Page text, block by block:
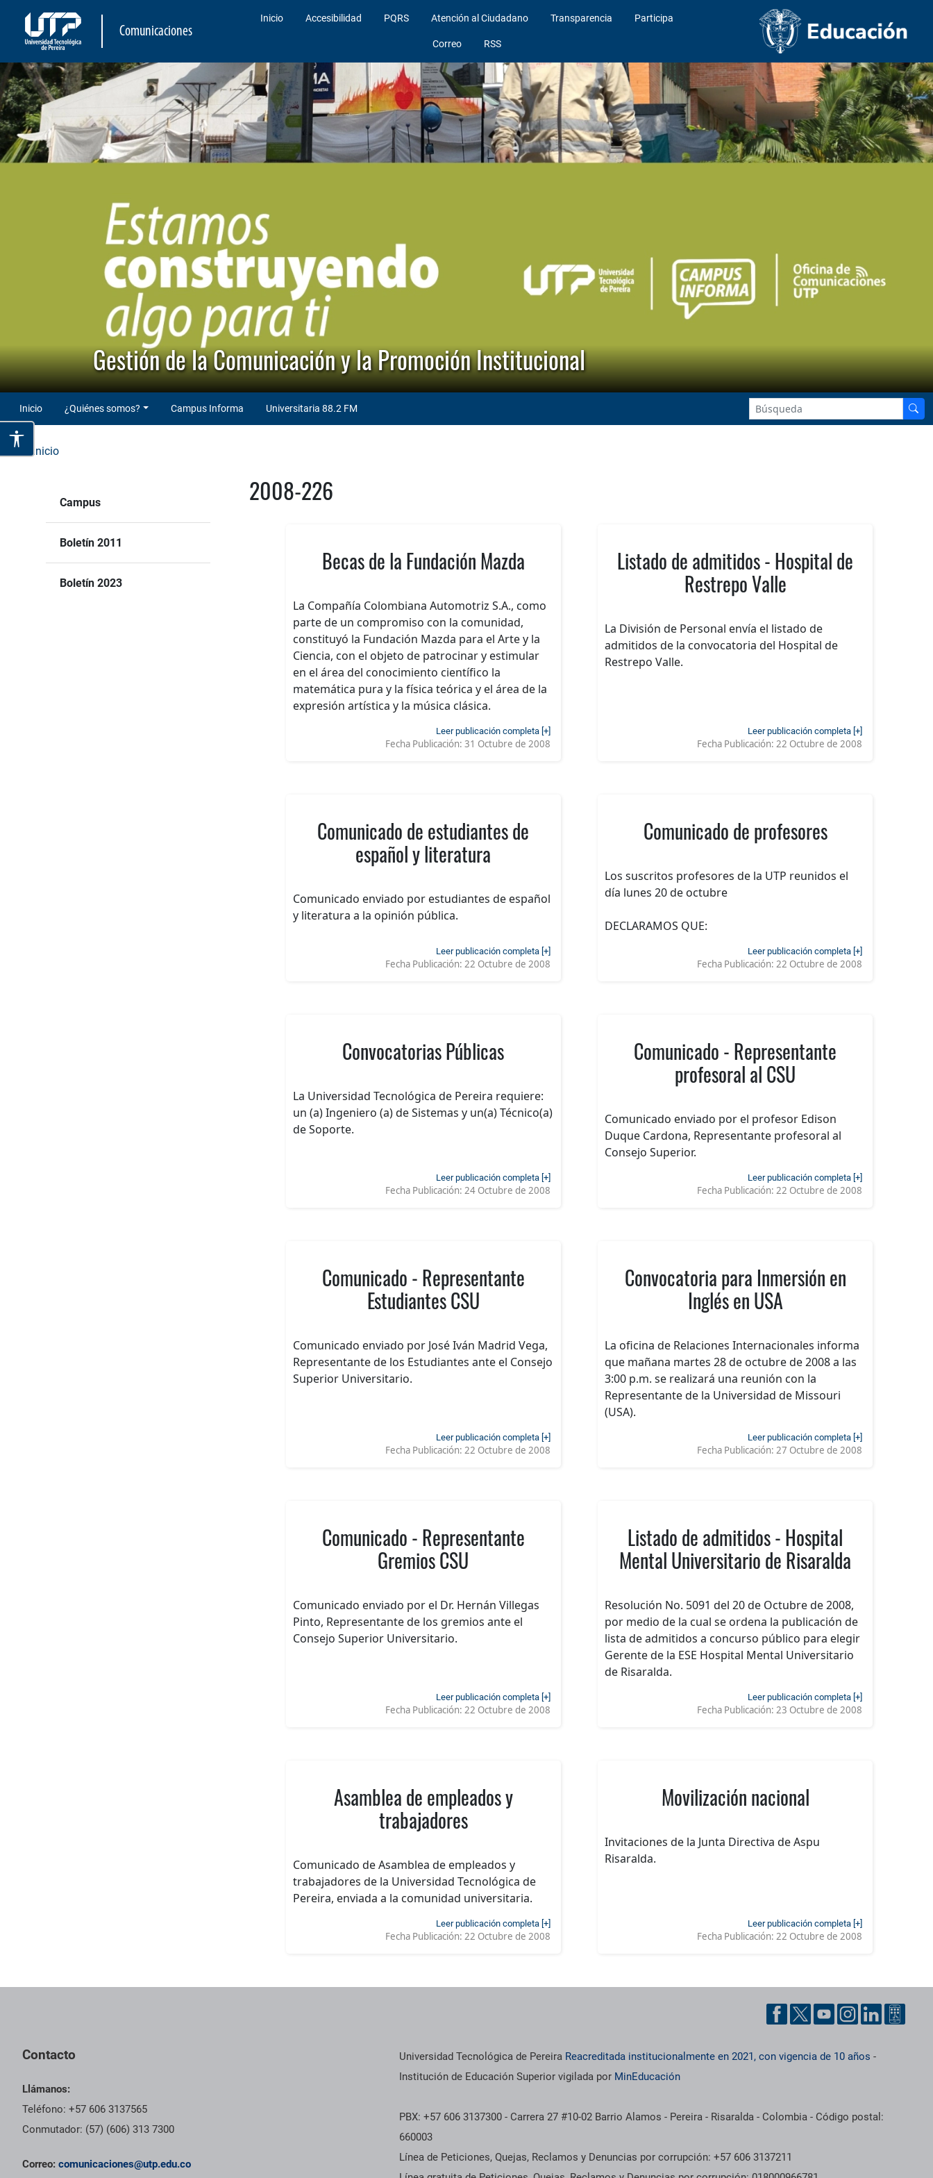
Comunicaciones
Inicio Accesibilidad PQRS Atención al Ciudadano Transparencia Participa
Correo RSS
Gestión de la Comunicación y la Promoción Institucional
Inicio ¿Quiénes somos? Campus Informa Universitaria 88.2 FM
Inicio
Campus
Boletín 2011
Boletín 2023
2008-226
Becas de la Fundación Mazda
La Compañía Colombiana Automotriz S.A., como
parte de un compromiso con la comunidad,
constituyó la Fundación Mazda para el Arte y la
Ciencia, con el objeto de patrocinar y estimular
en el área del conocimiento científico la
matemática pura y la física teórica y el área de la
expresión artística y la música clásica.
Leer publicación completa [+]
Fecha Publicación:31 Octubre de 2008
Listado de admitidos - Hospital de
Restrepo Valle
La División de Personal envía el listado de
admitidos de la convocatoria del Hospital de
Restrepo Valle.
Leer publicación completa [+]
Fecha Publicación: 22 Octubre de 2008
Comunicado de estudiantes de
español y literatura
Comunicado enviado por estudiantes de español
y literatura a la opinión pública.
Leer publicación completa [+]
Fecha Publicación: 22 Octubre de 2008
Comunicado de profesores
Los suscritos profesores de la UTP reunidos el
día lunes 20 de octubre
DECLARAMOS QUE:
Leer publicación completa [+]
Fecha Publicación: 22 Octubre de 2008
Convocatorias Públicas
La Universidad Tecnológica de Pereira requiere:
un (a) Ingeniero (a) de Sistemas y un(a) Técnico(a)
de Soporte.
Leer publicación completa [+]
Fecha Publicación: 24 Octubre de 2008
Comunicado - Representante
profesoral al CSU
Comunicado enviado por el profesor Edison
Duque Cardona, Representante profesoral al
Consejo Superior.
Leer publicación completa [+]
Fecha Publicación: 22 Octubre de 2008
Comunicado - Representante
Estudiantes CSU
Comunicado enviado por José Iván Madrid Vega,
Representante de los Estudiantes ante el Consejo
Superior Universitario.
Leer publicación completa [+]
Fecha Publicación: 22 Octubre de 2008
Convocatoria para Inmersión en
Inglés en USA
La oficina de Relaciones Internacionales informa
que mañana martes 28 de octubre de 2008 a las
3:00 p.m. se realizará una reunión con la
Representante de la Universidad de Missouri
(USA).
Leer publicación completa [+]
Fecha Publicación: 27 Octubre de 2008
Comunicado - Representante
Gremios CSU
Comunicado enviado por el Dr. Hernán Villegas
Pinto, Representante de los gremios ante el
Consejo Superior Universitario.
Leer publicación completa [+]
Fecha Publicación: 22 Octubre de 2008
Listado de admitidos - Hospital
Mental Universitario de Risaralda
Resolución No. 5091 del 20 de Octubre de 2008,
por medio de la cual se ordena la publicación de
lista de admitidos a concurso público para elegir
Gerente de la ESE Hospital Mental Universitario
de Risaralda.
Leer publicación completa [+]
Fecha Publicación: 23 Octubre de 2008
Asamblea de empleados y
trabajadores
Comunicado de Asamblea de empleados y
trabajadores de la Universidad Tecnológica de
Pereira, enviada a la comunidad universitaria.
Leer publicación completa [+]
Fecha Publicación: 22 Octubre de 2008
Movilización nacional
Invitaciones de la Junta Directiva de Aspu
Risaralda.
Leer publicación completa [+]
Fecha Publicación: 22 Octubre de 2008
Contacto
Llámanos:
Teléfono: +57 606 3137565
Conmutador: (57) (606) 313 7300
Correo: comunicaciones@utp.edu.co
Universidad Tecnológica de Pereira Reacreditada institucionalmente en 2021, con vigencia de 10 años -
Institución de Educación Superior vigilada por MinEducación
PBX: +57 606 3137300 - Carrera 27 #10-02 Barrio Alamos - Pereira - Risaralda - Colombia - Código postal:
660003
Línea de Peticiones, Quejas, Reclamos y Denuncias por corrupción: +57 606 3137211